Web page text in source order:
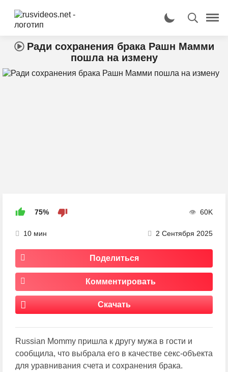
Ради сохранения брака Рашн Мамми
пошла на измену
75% 60K
10 мин 2 Сентября 2025
Поделиться
Комментировать
Скачать
Russian Mommy пришла к другу мужа в гости и
сообщила, что выбрала его в качестве секс-объекта
для уравнивания счета и сохранения брака.